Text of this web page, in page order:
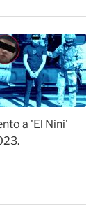
a 'El Nini'